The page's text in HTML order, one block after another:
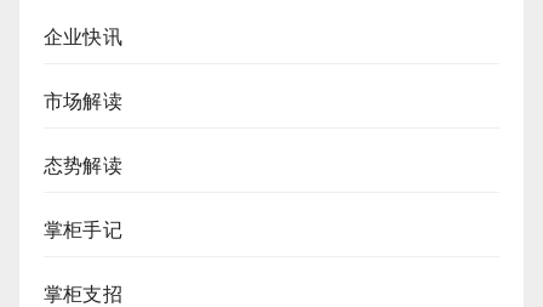
企业快讯
市场解读
态势解读
掌柜手记
掌柜支招